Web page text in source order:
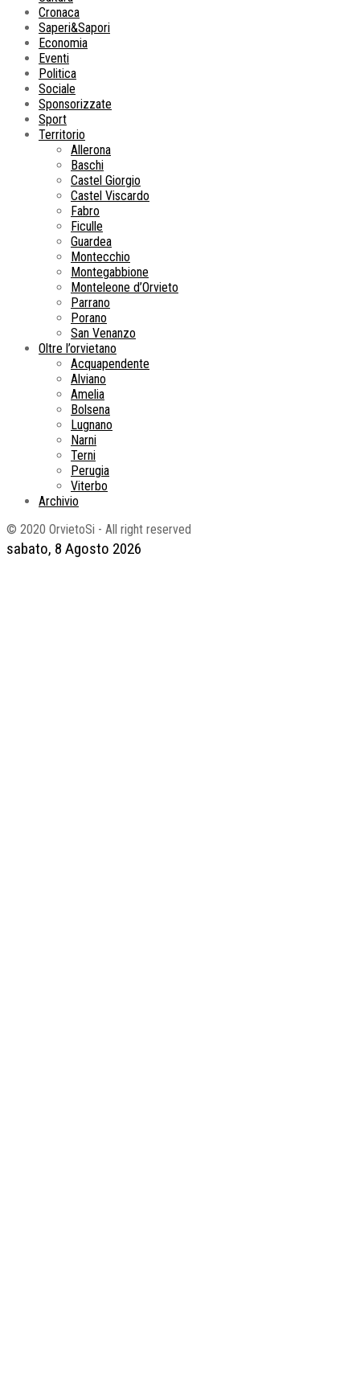
sabato, 8 Agosto 2026
Cronaca
Saperi&Sapori
Economia
Eventi
Politica
Sociale
Sponsorizzate
Sport
Territorio
Allerona
Baschi
Castel Giorgio
Castel Viscardo
Fabro
Ficulle
Guardea
Montecchio
Montegabbione
Monteleone d’Orvieto
Parrano
Porano
San Venanzo
Oltre l’orvietano
Acquapendente
Alviano
Amelia
Bolsena
Lugnano
Narni
Terni
Perugia
Viterbo
Archivio
© 2020 OrvietoSi - All right reserved